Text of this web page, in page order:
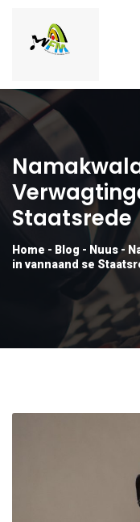
Staatsrede
Home - Blog - Nuus-
in vannaand se